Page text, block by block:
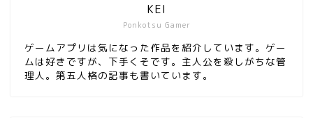
Ponkotsu Gamer
KEI
ゲームアプリは気になった作品を紹介しています。ゲー
ムは好きですが、下手くそです。主人公を殺しがちな管
理人。第五人格の記事も書いています。